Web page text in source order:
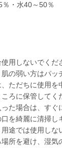
％・水40～50％
用しないでくだ
の弱い方はパッ
ただちに使用を
ろに保管してく
た場合は、す
を綺麗に清掃し
途では使用しな
所を避け、湿気